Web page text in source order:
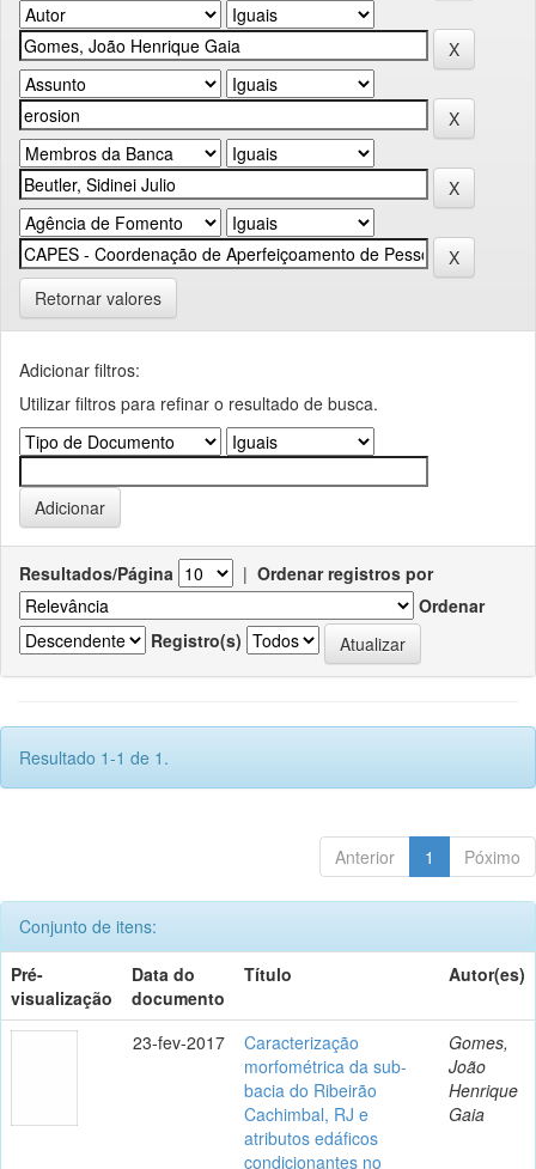
Retornar valores
Adicionar filtros:
Utilizar filtros para refinar o resultado de busca.
Resultados/Página | Ordenar registros por
Ordenar
Registro(s)
Resultado 1-1 de 1.
Anterior 1 Póximo
Conjunto de itens:
Pré-
visualização
Data do
documento
Título Autor(es)
23-fev-2017
Caracterização
morfométrica da sub-
bacia do Ribeirão
Cachimbal, RJ e
atributos edáficos
condicionantes no
Gomes,
João
Henrique
Gaia